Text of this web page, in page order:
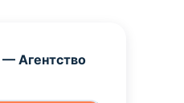
— Агентство